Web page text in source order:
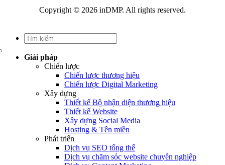
Copyright © 2026 inDMP. All rights reserved.
Giải pháp
Chiến lược
Chiến lược thương hiệu
Chiến lược Digital Marketing
Xây dựng
Thiết kế Bộ nhận diện thương hiệu
Thiết kế Website
Xây dựng Social Media
Hosting & Tên miền
Phát triển
Dịch vụ SEO tổng thể
Dịch vụ chăm sóc website chuyên nghiệp